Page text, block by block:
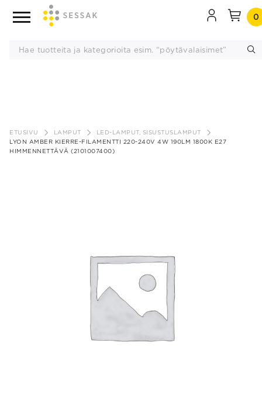
sisältöön
0
ETUSIVU LAMPUT
LED-LAMPUT, SISUSTUSLAMPUT
LYON AMBER KIERRE-FILAMENTTI 220-240V 4W 190LM 1800K E27
HIMMENNETTÄVÄ (2101007400)